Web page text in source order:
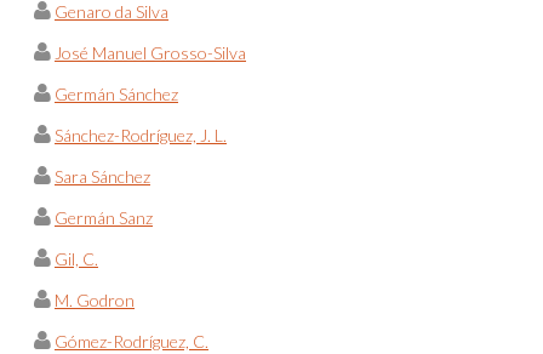
Genaro da Silva
José Manuel Grosso-Silva
Germán Sánchez
Sánchez-Rodríguez, J. L.
Sara Sánchez
Germán Sanz
Gil, C.
M. Godron
Gómez-Rodríguez, C.